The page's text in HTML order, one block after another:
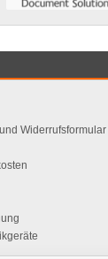
Widerrufsformular